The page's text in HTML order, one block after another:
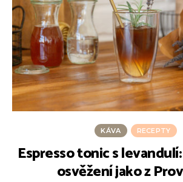
KÁVA RECEPTY
Espresso tonic s
osvěžení jako z